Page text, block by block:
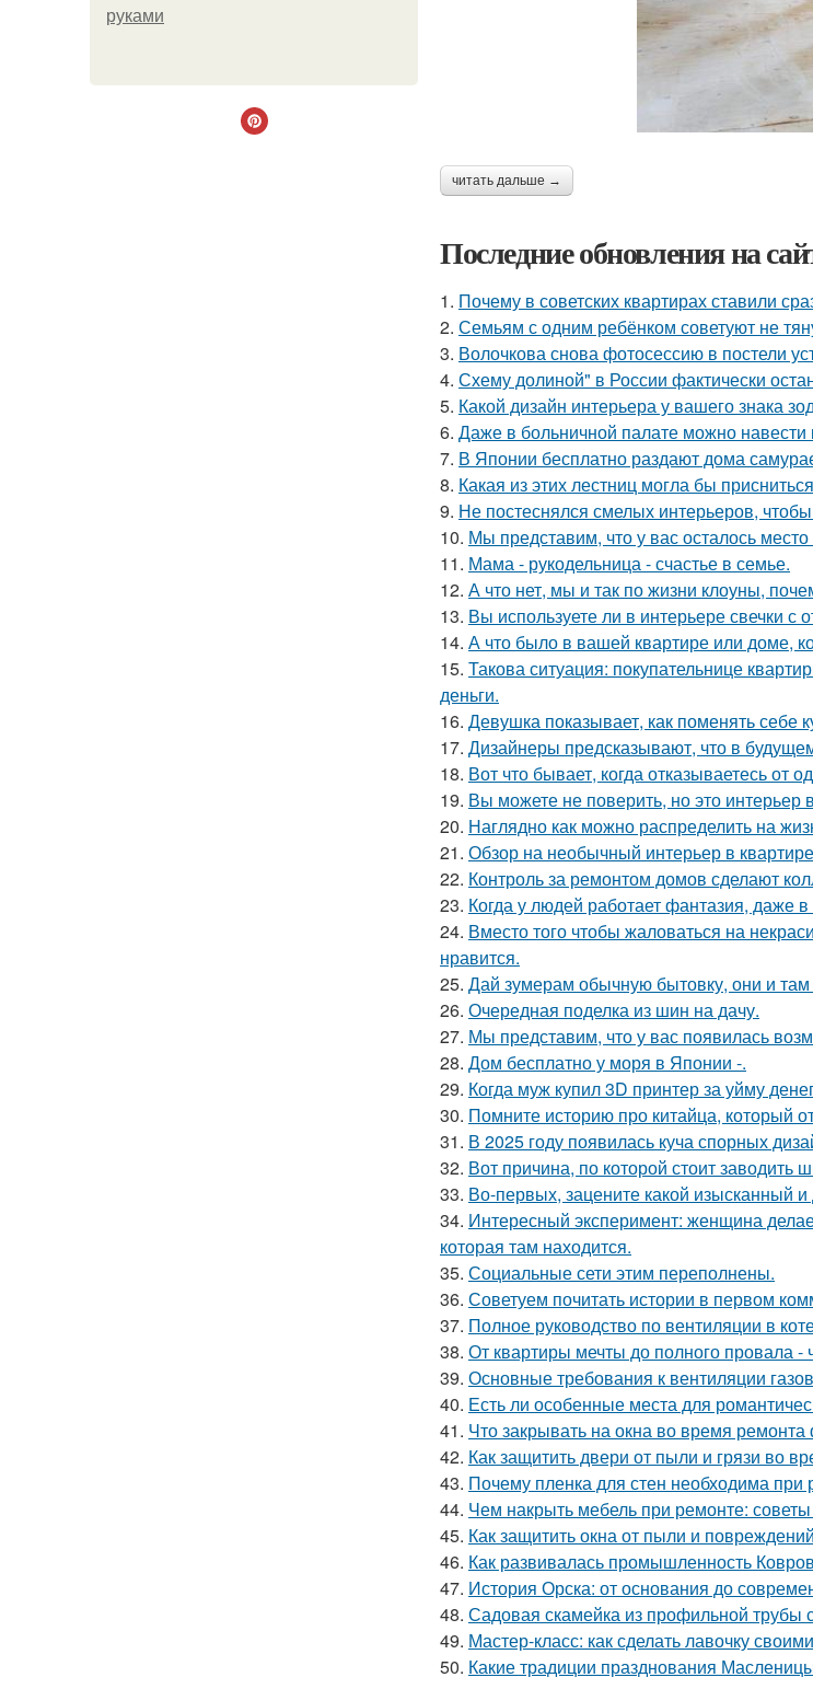
руками
читать дальше →
Последние обновления на
1. Почему в советских квартирах ставили
2. Семьям с одним ребёнком советуют не
3. Волочкова снова фотосессию в постели
4. Схему долиной" в России фактически
5. Какой дизайн интерьера у вашего знака
6. Даже в больничной палате можно навести
7. В Японии бесплатно раздают дома
8. Какая из этих лестниц могла бы
9. Не постеснялся смелых интерьеров, чтобы
10. Мы представим, что у вас осталось
11. Мама - рукодельница - счастье в семье.
12. А что нет, мы и так по жизни клоуны,
13. Вы используете ли в интерьере свечки с
14. А что было в вашей квартире или доме,
15. Такова ситуация: покупательнице
деньги.
16. Девушка показывает, как поменять себе
17. Дизайнеры предсказывают, что в
18. Вот что бывает, когда отказываетесь от
19. Вы можете не поверить, но это интерьер
20. Наглядно как можно распределить на
21. Обзор на необычный интерьер в
22. Контроль за ремонтом домов сделают
23. Когда у людей работает фантазия, даже
24. Вместо того чтобы жаловаться на
нравится.
25. Дай зумерам обычную бытовку, они и там
26. Очередная поделка из шин на дачу.
27. Мы представим, что у вас появилась
28. Дом бесплатно у моря в Японии -.
29. Когда муж купил 3D принтер за уйму
30. Помните историю про китайца, который
31. В 2025 году появилась куча спорных
32. Вот причина, по которой стоит заводить
33. Во-первых, зацените какой изысканный
34. Интересный эксперимент: женщина
которая там находится.
35. Социальные сети этим переполнены.
36. Советуем почитать истории в первом
37. Полное руководство по вентиляции в
38. От квартиры мечты до полного провала -
39. Основные требования к вентиляции
40. Есть ли особенные места для
41. Что закрывать на окна во время
42. Как защитить двери от пыли и грязи во
43. Почему пленка для стен необходима при
44. Чем накрыть мебель при ремонте:
45. Как защитить окна от пыли и
46. Как развивалась промышленность
47. История Орска: от основания до
48. Садовая скамейка из профильной трубы
49. Мастер-класс: как сделать лавочку
50. Какие традиции празднования